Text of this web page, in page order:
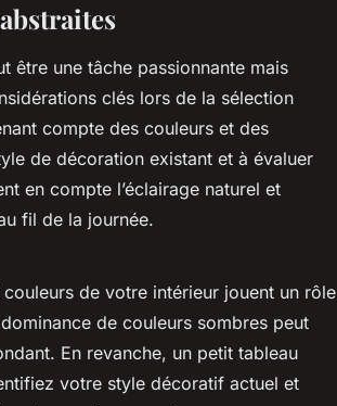
être une tâche passionnante mais
clés lors de la sélection
compte des couleurs et des
de décoration existant et à évaluer
en compte l’éclairage naturel et
fil de la journée.
de votre intérieur jouent un rôle
de couleurs sombres peut
En revanche, un petit tableau
votre style décoratif actuel et